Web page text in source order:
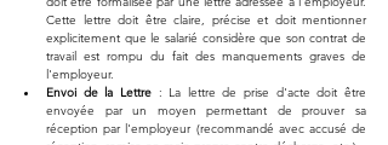
Cette lettre doit être claire, précise et doit mentionner
explicitement que le salarié considère que son contrat de
travail est rompu du fait des manquements graves de
l'employeur.
Envoi de la Lettre : La lettre de prise d'acte doit être
envoyée par un moyen permettant de prouver sa
réception par l'employeur (recommandé avec accusé de